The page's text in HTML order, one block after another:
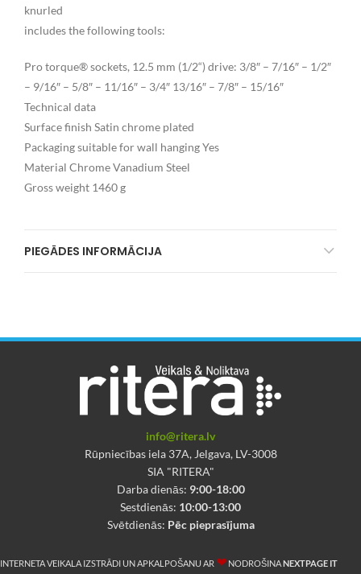
knurled
includes the following tools:
Pro torque® sockets, 12.5 mm (1/2“) drive: 3/8″ – 7/16″ – 1/2″
– 9/16″ – 5/8″ – 11/16″ – 3/4″ 13/16″ – 7/8″ – 15/16″
Technical data
Surface finish Satin chrome plated
Packaging suitable for wall hanging Yes
Material Chrome Vanadium Steel
Gross weight 1460 g
PIEGĀDES INFORMĀCIJA
info@ritera.lv
Rūpniecības iela 37A, Jelgava, LV-3008
SIA "RITERA"
Darba dienās: 9:00-18:00
Sestdienās: 10:00-13:00
Svētdienās: Pēc pieprasījuma
INTERNETA VEIKALA IZSTRĀDI UN APKALPOŠANU AR ❤ NODROŠINANEXTPAGE IT